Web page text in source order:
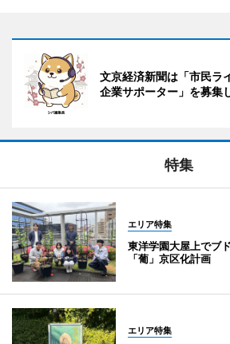
文京経済新聞は「市民ラ
企業サポーター」を募集
特集
エリア特集
東洋学園大屋上でブ
「葡」京区化計画
エリア特集